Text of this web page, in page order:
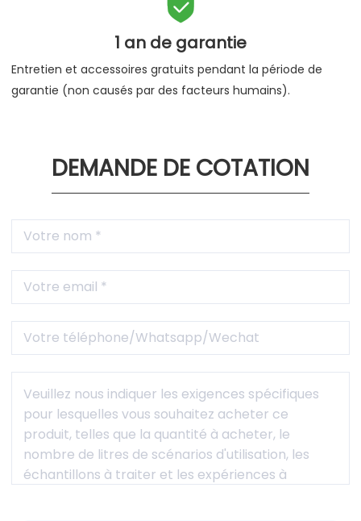

1 an de garantie
Entretien et accessoires gratuits pendant la période de
garantie (non causés par des facteurs humains).
DEMANDE DE COTATION